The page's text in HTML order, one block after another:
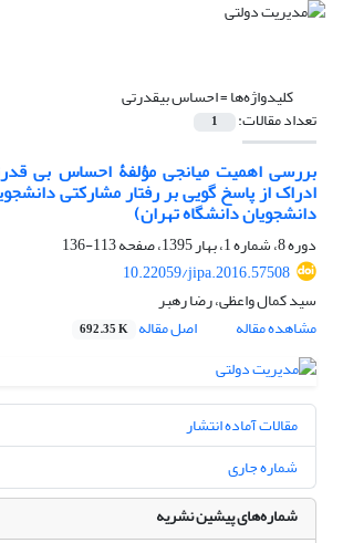
کلیدواژه‌ها =احساس بی‏قدرتی
تعداد مقالات: 1
بررسی اهمیت میانجی مؤلفۀ احساس بی
ادراک از پاسخ‏ گویی بر رفتار مشارکتی
دانشجویان دانشگاه تهران)
دوره 8، شماره 1، بهار 1395، صفحه
113-136
10.22059/jipa.2016.57508
سید کمال واعظی، رضا رهبر
مشاهده مقاله
اصل مقاله 692.35 K
مقالات آماده انتشار
شماره جاری
شماره‌های پیشین نشریه